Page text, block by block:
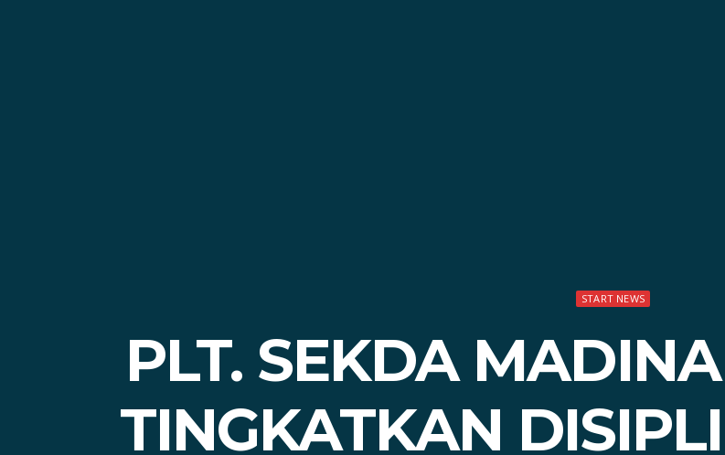
START NEWS
PLT. SEKDA
TINGKATKAN